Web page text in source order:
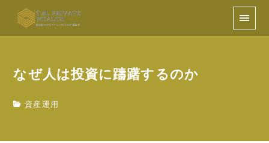
なぜ人は投資に躊躇するのか
資産運用